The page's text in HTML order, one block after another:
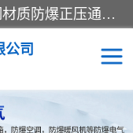
防爆正压分析小屋；不锈钢、碳钢材质防爆正压通风柜，分上下、左右、外挂三种款式；立式、挂式防爆配电柜体；不锈钢、碳钢防爆变频、磁力、星三角启动器；不锈钢、碳钢、铸铝防爆控制箱柜；可操作按键、多块式防爆仪表箱；多材质防爆接线箱；台式防爆电脑、防爆监视器。产品适配石油、化工、煤炭、电力、纺织、酿酒、航天、铁路、冶金、船舶、消防、市政等多行业工况使用。
公司